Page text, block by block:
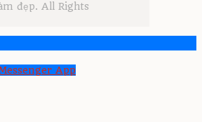
đẹp. All Rights
App